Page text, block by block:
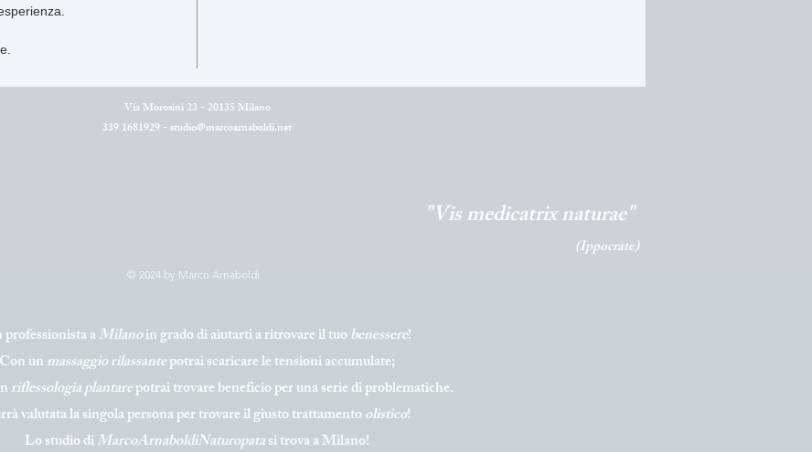
Via Morosini 23 - 20135 Milano
339 1681929 - studio@marcoarnaboldi.net
"Vis medicatrix naturae"
(Ippocrate)
© 2024 by Marco Arnaboldi
aMilanoin grado di aiutarti a ritrovare il tuobenessere!
Con unmassaggiorilassantepotrai scaricare le tensioni accumulate;
riflessologiaplantarepotrai trovare beneficio per una serie di problematiche.
valutata la singola persona per trovare il giusto trattamentoolistico!
Lo studio diMarcoArnaboldiNaturopatasi trova a Milano!